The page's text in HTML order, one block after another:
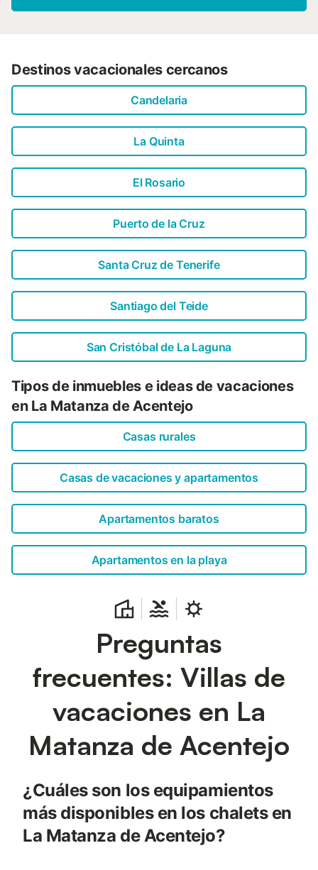
Destinos vacacionales cercanos
Candelaria
La Quinta
El Rosario
Puerto de la Cruz
Santa Cruz de Tenerife
Santiago del Teide
San Cristóbal de La Laguna
Tipos de inmuebles e ideas de vacaciones
en La Matanza de Acentejo
Casas rurales
Casas de vacaciones y apartamentos
Apartamentos baratos
Apartamentos en la playa
Preguntas
frecuentes: Villas de
vacaciones en La
Matanza de Acentejo
¿Cuáles son los equipamientos
más disponibles en los chalets en
La Matanza de Acentejo?